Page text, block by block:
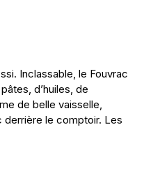
Inclassable, le Fouvrac
d’huiles, de
de belle vaisselle,
derrière le comptoir. Les